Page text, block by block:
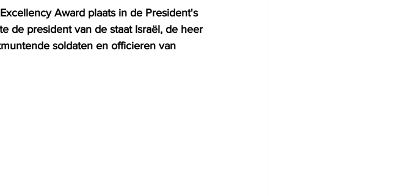
Award plaats in de President's
de president van de staat Israël, de heer
soldaten en officieren van